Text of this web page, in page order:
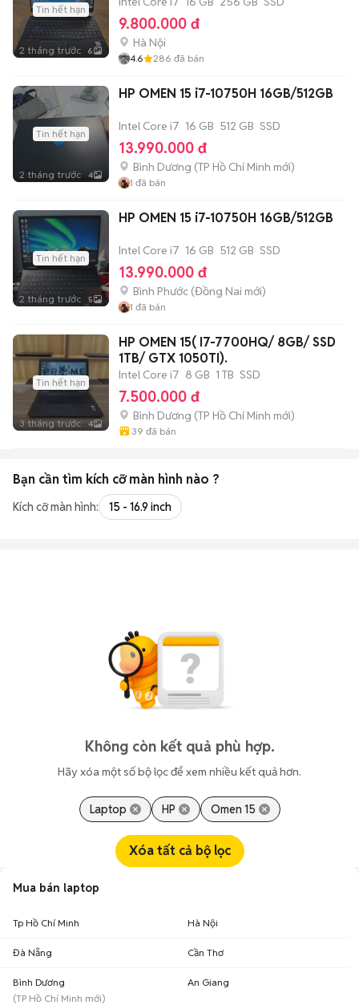
Tin hết hạn
2 tháng trước 6
9.800.000 đ
Hà Nội
4.6 286 đã bán
Tin hết hạn
2 tháng trước 4
HP OMEN 15 i7-10750H 16GB/512GB
Intel Core i7 16 GB 512 GB SSD
13.990.000 đ
Bình Dương (TP Hồ Chí Minh mới)
1 đã bán
Tin hết hạn
2 tháng trước 5
HP OMEN 15 i7-10750H 16GB/512GB
Intel Core i7 16 GB 512 GB SSD
13.990.000 đ
Bình Phước (Đồng Nai mới)
1 đã bán
Tin hết hạn
3 tháng trước 4
HP OMEN 15( I7-7700HQ/ 8GB/ SSD
1TB/ GTX 1050TI).
Intel Core i7 8 GB 1 TB SSD
7.500.000 đ
Bình Dương (TP Hồ Chí Minh mới)
39 đã bán
Bạn cần tìm kích cỡ màn hình nào ?
Kích cỡ màn hình: 15 - 16.9 inch
Không còn kết quả phù hợp.
Hãy xóa một số bộ lọc để xem nhiều kết quả hơn.
Laptop HP Omen 15
Xóa tất cả bộ lọc
Mua bán laptop
Tp Hồ Chí Minh Hà Nội
Đà Nẵng Cần Thơ
Bình Dương
(TP Hồ Chí Minh mới)
An Giang